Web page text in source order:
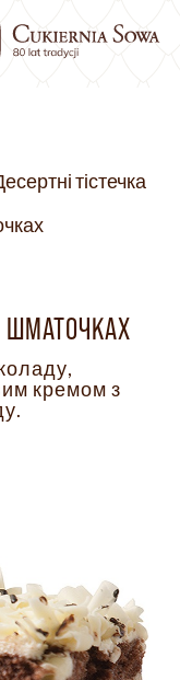
тістечка
ШМАТОЧКАХ
кремом з